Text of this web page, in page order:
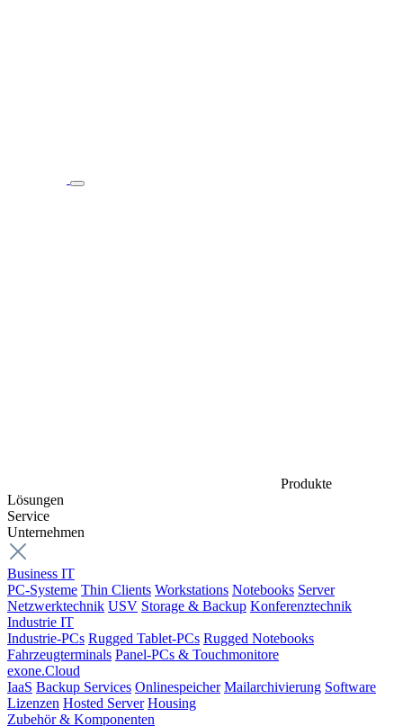
Produkte
Lösungen
Service
Unternehmen
Business IT
PC-Systeme Thin Clients Workstations Notebooks Server
Netzwerktechnik USV Storage & Backup Konferenztechnik
Industrie IT
Industrie-PCs Rugged Tablet-PCs Rugged Notebooks
Fahrzeugterminals Panel-PCs & Touchmonitore
exone.Cloud
IaaS Backup Services Onlinespeicher Mailarchivierung Software
Lizenzen Hosted Server Housing
Zubehör & Komponenten